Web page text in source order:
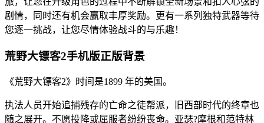
剧情，同时还有机会赢取丰厚奖励。更有一系列独特武器等待
您逐一挑战，让您尽情体验战斗的与乐趣！
荒野大镖客2手机版正版背景
《荒野大镖客2》时间是1899 年的美国。
执法人员开始追捕残存的亡命之徒帮派，旧西部时代的终章也
随之展开。不愿投降或屈服者纷纷丧命。亚瑟?摩根和范特林